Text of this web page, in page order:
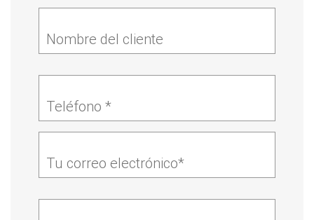
Nombre del cliente
Teléfono *
Tu correo electrónico*